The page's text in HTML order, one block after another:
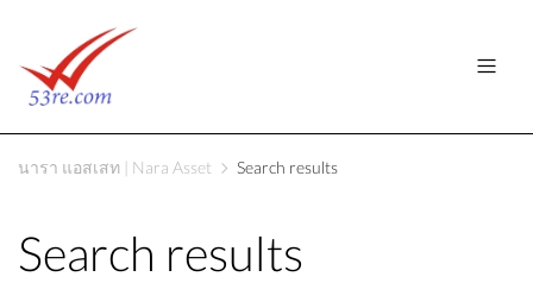
นารา แอสเสท | Nara Asset Search results
Search results